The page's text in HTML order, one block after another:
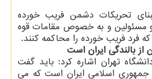
تحریکات دشمن فریب خورده
مسئولین و به خصوص مقامات قوه
فرد فریب خورده را محاکمه کنند.
از بالندگی ایران است
تهران اشاره کرد: باید گفت
جمهوری اسلامی ایران است که می